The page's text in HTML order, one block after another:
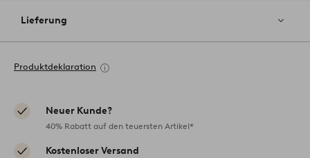
Lieferung
Produktdeklaration
Neuer Kunde?
40% Rabatt auf den teuersten Artikel*
Kostenloser Versand